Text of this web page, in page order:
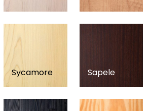
Sycamore Sapele